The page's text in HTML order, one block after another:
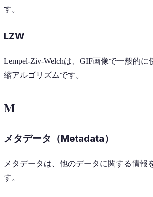
す。
LZW
Lempel-Ziv-Welchは、GIF画像で一般的に
縮アルゴリズムです。
M
メタデータ（Metadata）
メタデータは、他のデータに関する情報
す。